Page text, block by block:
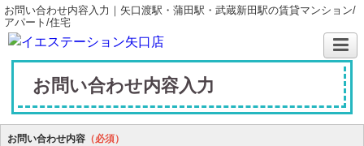
お問い合わせ内容入力｜矢口渡駅・蒲田駅・武蔵新田駅の賃貸マンション/
アパート/住宅
お問い合わせ内容入力
お問い合わせ内容 （必須）